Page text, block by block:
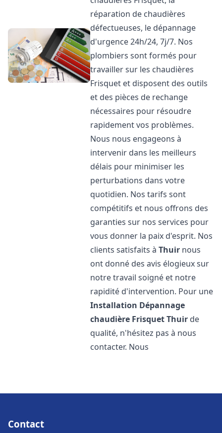
réparation de chaudières
défectueuses, le dépannage
d'urgence 24h/24, 7j/7. Nos
plombiers sont formés pour
travailler sur les chaudières
Frisquet et disposent des outils
et des pièces de rechange
nécessaires pour résoudre
rapidement vos problèmes.
Nous nous engageons à
intervenir dans les meilleurs
délais pour minimiser les
perturbations dans votre
quotidien. Nos tarifs sont
compétitifs et nous offrons des
garanties sur nos services pour
vous donner la paix d'esprit. Nos
clients satisfaits àThuir nous
ont donné des avis élogieux sur
notre travail soigné et notre
rapidité d'intervention. Pour une
Installation Dépannage
chaudière FrisquetThuir de
qualité, n'hésitez pas à nous
contacter. Nous
Contact